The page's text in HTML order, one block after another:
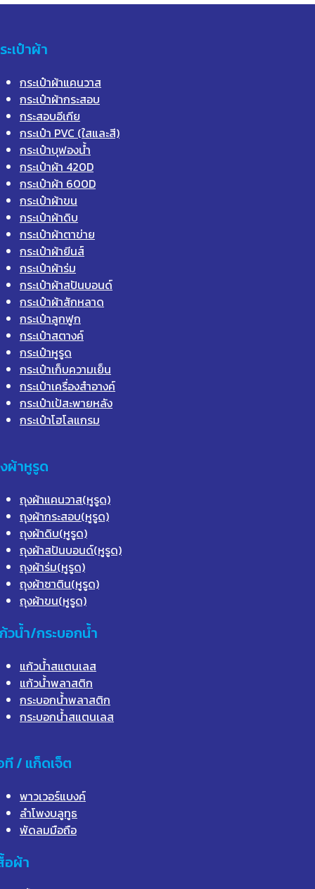
ะเป๋าผ้า
กระเป๋าผ้าแคนวาส
กระเป๋าผ้ากระสอบ
กระสอบอีเกีย
กระเป๋า PVC (ใสและสี)
กระเป๋าบุฟองน้ำ
กระเป๋าผ้า 420D
กระเป๋าผ้า 600D
กระเป๋าผ้าขน
กระเป๋าผ้าดิบ
กระเป๋าผ้าตาข่าย
กระเป๋าผ้ายีนส์
กระเป๋าผ้าร่ม
กระเป๋าผ้าสปันบอนด์
กระเป๋าผ้าสักหลาด
กระเป๋าลูกฟูก
กระเป๋าสตางค์
กระเป๋าหูรูด
กระเป๋าเก็บความเย็น
กระเป๋าเครื่องสำอางค์
กระเป๋าเป้สะพายหลัง
กระเป๋าโฮโลแกรม
ผ้าหูรูด
ถุงผ้าแคนวาส(หูรูด)
ถุงผ้ากระสอบ(หูรูด)
ถุงผ้าดิบ(หูรูด)
ถุงผ้าสปันบอนด์(หูรูด)
ถุงผ้าร่ม(หูรูด)
ถุงผ้าซาติน(หูรูด)
ถุงผ้าขน(หูรูด)
วน้ำ/กระบอกน้ำ
แก้วน้ำสแตนเลส
แก้วน้ำพลาสติก
กระบอกน้ำพลาสติก
กระบอกน้ำสแตนเลส
ที / แก็ดเจ็ต
พาวเวอร์แบงค์
ลำโพงบลูทูธ
พัดลมมือถือ
อผ้า